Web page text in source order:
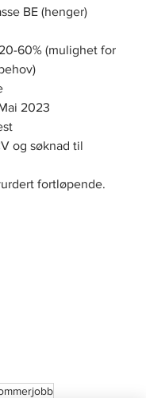
BE (henger)
60% (mulighet for
2023
og søknad til
fortløpende.